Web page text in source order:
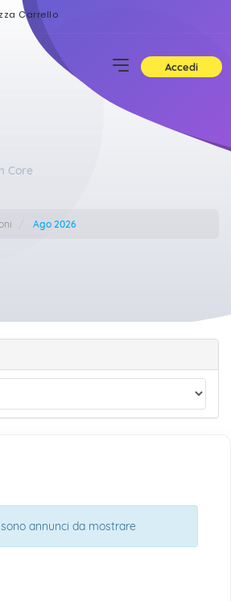
Carrello
Accedi
Core
Ago 2026
annunci da mostrare